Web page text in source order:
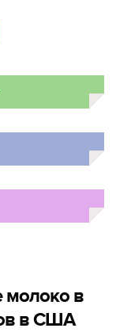
молоко в
в США